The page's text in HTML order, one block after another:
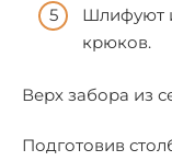
Шлифуют
крюков.
Верх забора из
Подготовив